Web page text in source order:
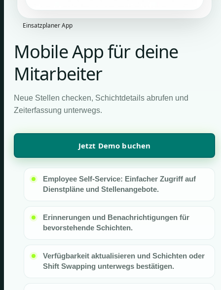
Einsatzplaner App
Mobile App für deine
Mitarbeiter
Neue Stellen checken, Schichtdetails abrufen und
Zeiterfassung unterwegs.
Jetzt Demo buchen
Employee Self-Service: Einfacher Zugriff auf
Dienstpläne und Stellenangebote.
Erinnerungen und Benachrichtigungen für
bevorstehende Schichten.
Verfügbarkeit aktualisieren und Schichten oder
Shift Swapping unterwegs bestätigen.